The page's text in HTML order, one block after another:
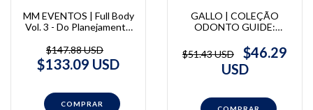
MM EVENTOS | Full Body
Vol. 3 - Do Planejamento
$147.88 USD
$133.09 USD
GALLO | COLEÇÃO
ODONTO GUIDE:
Gallo, Andréa Witzel,
Celso Lemos Júnior, Fábio
Alves, Norberto Sugaya
$51.43 USD
$46.29
USD